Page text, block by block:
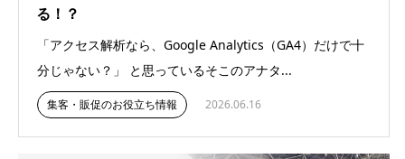
る！？
「アクセス解析なら、Google Analytics（GA4）だけで十
分じゃない？」 と思っているそこのアナタ...
集客・販促のお役立ち情報 2026.06.16